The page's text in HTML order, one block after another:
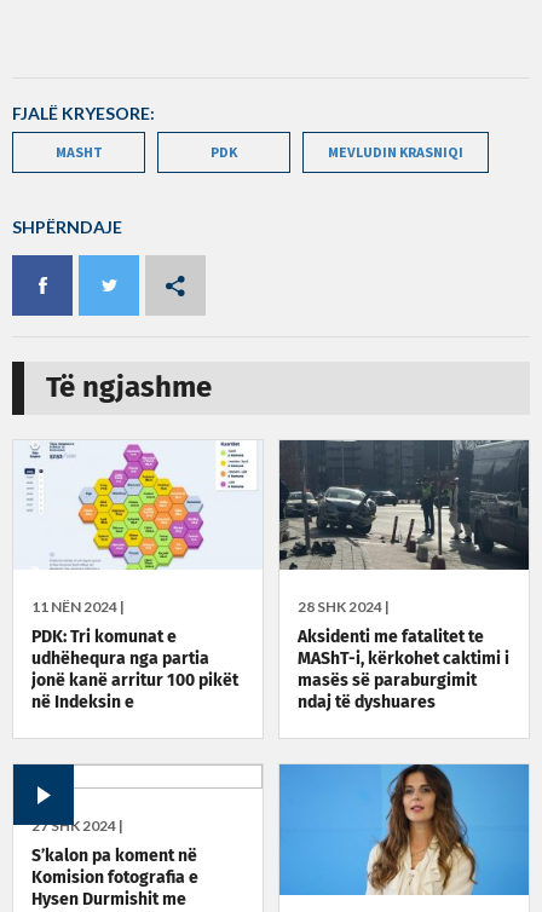
FJALË KRYESORE:
MASHT PDK MEVLUDIN KRASNIQI
SHPËRNDAJE
Të ngjashme
11 NËN 2024 |
PDK: Tri komunat e
udhëhequra nga partia
jonë kanë arritur 100 pikët
në Indeksin e
28 SHK 2024 |
Aksidenti me fatalitet te
MAShT-i, kërkohet caktimi i
masës së paraburgimit
ndaj të dyshuares
27 SHK 2024 |
S’kalon pa koment në
Komision fotografia e
Hysen Durmishit me